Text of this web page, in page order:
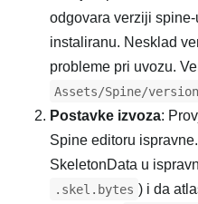
odgovara verziji
instaliranu. Nesklad
probleme pri uvozu.
Assets/Spine/
Postavke izvoza:
Spine editoru
SkeletonData u
.skel.bytes ) i da